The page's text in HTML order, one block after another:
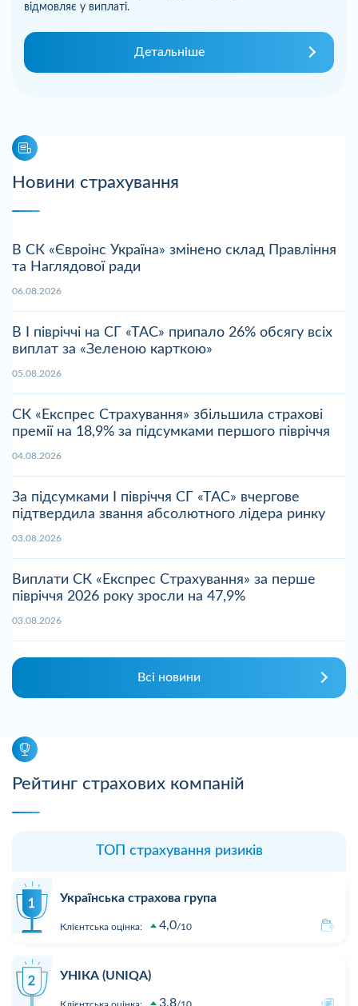
відмовляє у виплаті.
Детальніше
Новини страхування
В СК «Євроінс Україна» змінено склад Правління
та Наглядової ради
06.08.2026
В І півріччі на СГ «ТАС» припало 26% обсягу всіх
виплат за «Зеленою карткою»
05.08.2026
СК «Експрес Страхування» збільшила страхові
премії на 18,9% за підсумками першого півріччя
04.08.2026
За підсумками І півріччя СГ «ТАС» вчергове
підтвердила звання абсолютного лідера ринку
03.08.2026
Виплати СК «Експрес Страхування» за перше
півріччя 2026 року зросли на 47,9%
03.08.2026
Всі новини
Рейтинг страхових компаній
ТОП страхування ризиків
Українська страхова група
Клієнтська оцінка: 4,0 10
УНІКА (UNIQA)
3,8